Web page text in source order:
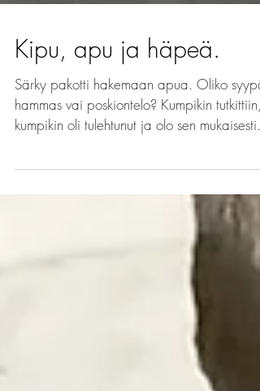
Kipu, apu ja häpeä.
Särky pakotti hakemaan apua. Oliko
kumpikin oli tulehtunut ja olo sen mukaisesti...